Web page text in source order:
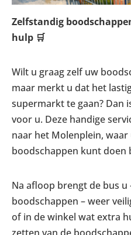
Zelfstandig
hulp 🛒
Wilt u graag zelf uw
maar merkt u dat het
supermarkt te gaan? Dan
voor u. Deze handige
naar het Molenplein,
boodschappen kunt doen
Na afloop brengt de bus u
boodschappen – weer
of in de winkel wat extra